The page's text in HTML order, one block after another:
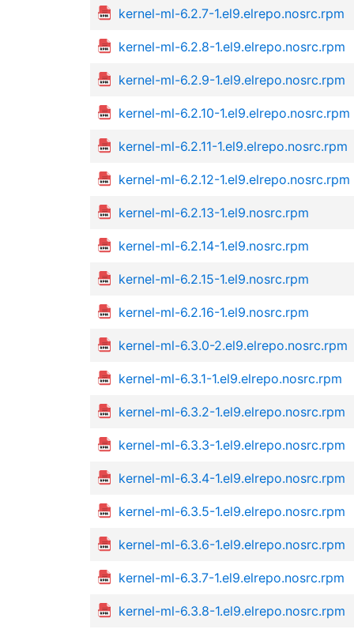
kernel-ml-6.2.7-1.el9.elrepo.nosrc.rpm
kernel-ml-6.2.8-1.el9.elrepo.nosrc.rpm
kernel-ml-6.2.9-1.el9.elrepo.nosrc.rpm
kernel-ml-6.2.10-1.el9.elrepo.nosrc.rpm
kernel-ml-6.2.11-1.el9.elrepo.nosrc.rpm
kernel-ml-6.2.12-1.el9.elrepo.nosrc.rpm
kernel-ml-6.2.13-1.el9.nosrc.rpm
kernel-ml-6.2.14-1.el9.nosrc.rpm
kernel-ml-6.2.15-1.el9.nosrc.rpm
kernel-ml-6.2.16-1.el9.nosrc.rpm
kernel-ml-6.3.0-2.el9.elrepo.nosrc.rpm
kernel-ml-6.3.1-1.el9.elrepo.nosrc.rpm
kernel-ml-6.3.2-1.el9.elrepo.nosrc.rpm
kernel-ml-6.3.3-1.el9.elrepo.nosrc.rpm
kernel-ml-6.3.4-1.el9.elrepo.nosrc.rpm
kernel-ml-6.3.5-1.el9.elrepo.nosrc.rpm
kernel-ml-6.3.6-1.el9.elrepo.nosrc.rpm
kernel-ml-6.3.7-1.el9.elrepo.nosrc.rpm
kernel-ml-6.3.8-1.el9.elrepo.nosrc.rpm